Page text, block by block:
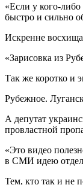
«Если у кого-
быстро и сильно
Искренне
«Зарисовка из
Так же коротко и
Рубежное.
А депутат
провластной
«Это видео
в СМИ идею
Тем, кто так и не